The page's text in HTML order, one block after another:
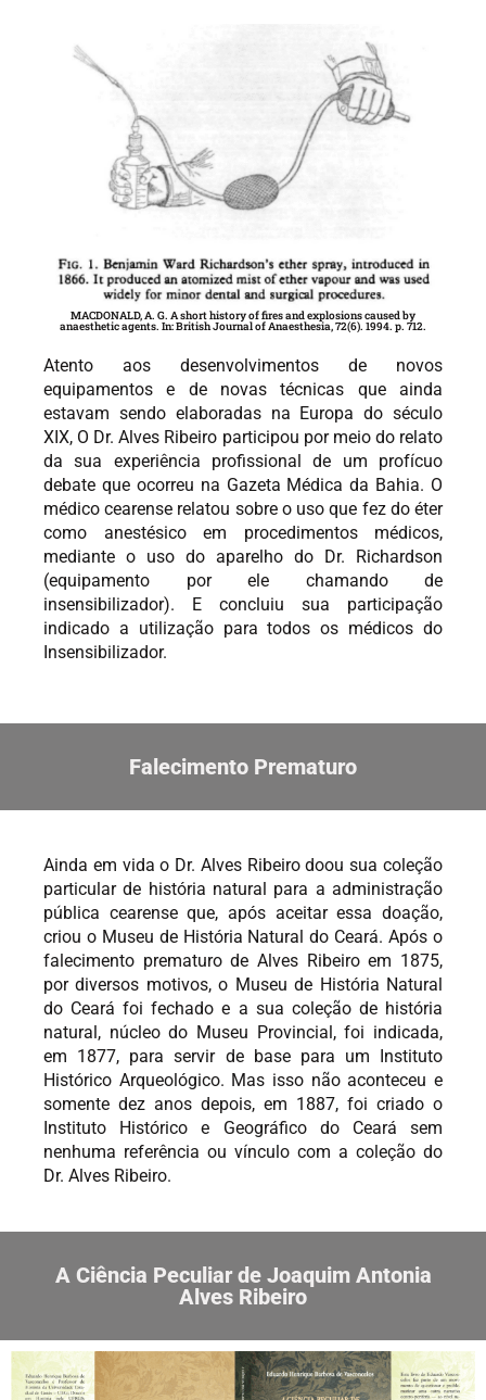
MACDONALD, A. G. A short history of fires and explosions caused by
anaesthetic agents. In: British Journal of Anaesthesia, 72(6). 1994. p. 712.
Atento aos desenvolvimentos de novos
equipamentos e de novas técnicas que ainda
estavam sendo elaboradas na Europa do século
XIX, O Dr. Alves Ribeiro participou por meio do relato
da sua experiência profissional de um profícuo
debate que ocorreu na Gazeta Médica da Bahia. O
médico cearense relatou sobre o uso que fez do éter
como anestésico em procedimentos médicos,
mediante o uso do aparelho do Dr. Richardson
(equipamento por ele chamando de
insensibilizador). E concluiu sua participação
indicado a utilização para todos os médicos do
Insensibilizador.
Falecimento Prematuro
Ainda em vida o Dr. Alves Ribeiro doou sua coleção
particular de história natural para a administração
pública cearense que, após aceitar essa doação,
criou o Museu de História Natural do Ceará. Após o
falecimento prematuro de Alves Ribeiro em 1875,
por diversos motivos, o Museu de História Natural
do Ceará foi fechado e a sua coleção de história
natural, núcleo do Museu Provincial, foi indicada,
em 1877, para servir de base para um Instituto
Histórico Arqueológico. Mas isso não aconteceu e
somente dez anos depois, em 1887, foi criado o
Instituto Histórico e Geográfico do Ceará sem
nenhuma referência ou vínculo com a coleção do
Dr. Alves Ribeiro.​
A Ciência Peculiar de Joaquim Antonia
Alves Ribeiro